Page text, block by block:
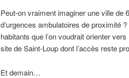
Peut-on vraiment imaginer une ville de
d’urgences ambulatoires de proximité
habitants que l’on voudrait orienter
site de Saint-Loup dont l’accès reste
Et demain…